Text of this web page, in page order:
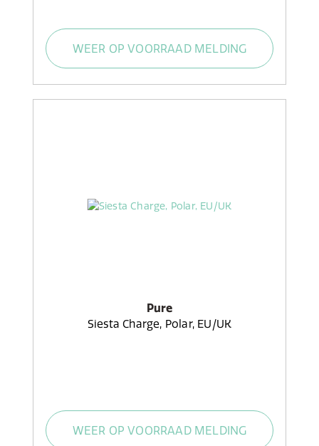
WEER OP VOORRAAD MELDING
Pure
Siesta Charge, Polar, EU/UK
WEER OP VOORRAAD MELDING